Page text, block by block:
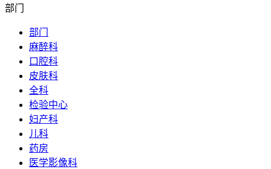
部门
部门
麻醉科
口腔科
皮肤科
全科
检验中心
妇产科
儿科
药房
医学影像科